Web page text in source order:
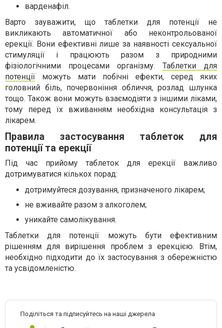
варденафіл.
Варто зауважити, що таблетки для потенції не
викликають автоматичної або неконтрольованої
ерекції. Вони ефективні лише за наявності сексуальної
стимуляції і працюють разом з природними
фізіологічними процесами організму. Таблетки для
потенції можуть мати побічні ефекти, серед яких
головний біль, почервоніння обличчя, розлад шлунка
тощо. Також вони можуть взаємодіяти з іншими ліками,
тому перед їх вживанням необхідна консультація з
лікарем.
Правила застосування таблеток для
потенції та ерекції
Під час прийому таблеток для ерекції важливо
дотримуватися кількох порад:
дотримуйтеся дозування, призначеного лікарем;
не вживайте разом з алкоголем;
уникайте самолікування.
Таблетки для потенції можуть бути ефективним
рішенням для вирішення проблем з ерекцією. Втім,
необхідно підходити до їх застосування з обережністю
та усвідомленістю.
Поділіться та підписуйтесь на наші джерела